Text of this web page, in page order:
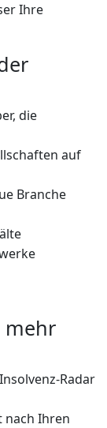
Ihre
die
auf
Branche
mehr
Radar
nach Ihren